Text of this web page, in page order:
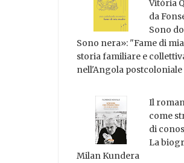
Vitória
da
Sono
Sono nera»: "Fame di
storia familiare e
nell'Angola postcoloniale
Il
come
di
La
Milan Kundera